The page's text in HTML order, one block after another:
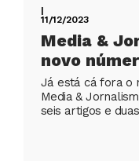
|
11/12/2023
Media &
novo
Já está cá fora o
Media &
seis artigos e